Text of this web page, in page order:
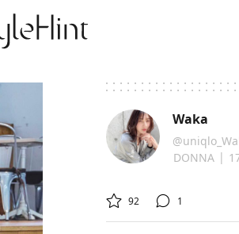
Waka
DONNA |
 92  1